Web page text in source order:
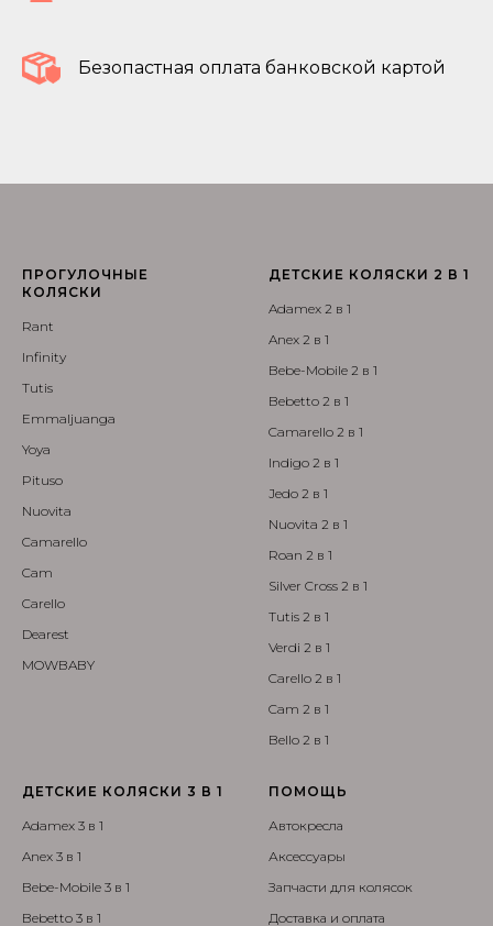
Безопастная оплата банковской картой
ПРОГУЛОЧНЫЕ
КОЛЯСКИ
Rant
Infinity
Tutis
Emmaljuanga
Yoya
Pituso
Nuovita
Camarello
Cam
Carello
Dearest
MOWBABY
ДЕТСКИЕ КОЛЯСКИ 2 В 1
Adamex 2 в 1
Anex 2 в 1
Bebe-Mobile 2 в 1
Bebetto 2 в 1
Camarello 2 в 1
Indigo 2 в 1
Jedo 2 в 1
Nuovita 2 в 1
Roan 2 в 1
Silver Cross 2 в 1
Tutis 2 в 1
Verdi 2 в 1
Carello 2 в 1
Cam 2 в 1
Bello 2 в 1
ДЕТСКИЕ КОЛЯСКИ 3 В 1
Adamex 3 в 1
Anex 3 в 1
Bebe-Mobile 3 в 1
Bebetto 3 в 1
ПОМОЩЬ
Автокресла
Аксессуары
Запчасти для колясок
Доставка и оплата